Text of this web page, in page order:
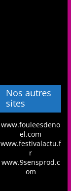
Nos autres
sites
www.fouleesdeno
el.com
www.festivalactu.f
r
www.9sensprod.c
om